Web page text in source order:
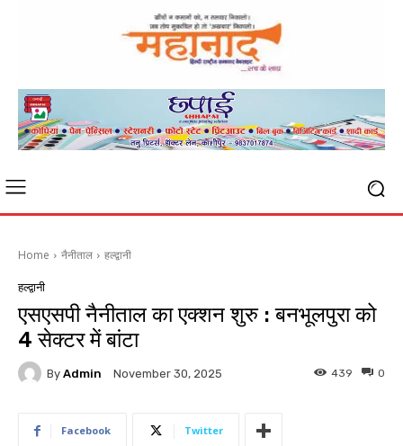
Home नैनीताल हल्द्वानी
हल्द्वानी
एसएसपी नैनीताल का एक्शन शुरु : बनभूलपुरा को
4 सेक्टर में बांटा
By Admin November 30, 2025 0
439
Facebook Twitter